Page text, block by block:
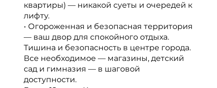
квартиры) — никакой суеты и очередей к
лифту.
• Огороженная и безопасная территория
— ваш двор для спокойного отдыха.
Тишина и безопасность в центре города.
Все необходимое — магазины, детский
сад и гимназия — в шаговой
доступности.